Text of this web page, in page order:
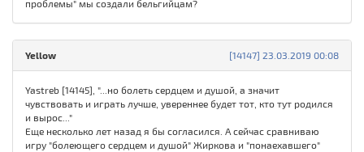
проблемы" мы создали бельгийцам?
[14147] 23.03.2019 00:08
Yellow
Yastreb [14145], "...но болеть сердцем и душой, а значит
чувствовать и играть лучше, увереннее будет тот, кто тут родился
и вырос..."
Еще несколько лет назад я бы согласился. А сейчас сравниваю
игру "болеющего сердцем и душой" Жиркова и "понаехавшего"